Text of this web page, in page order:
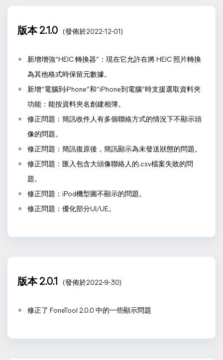
版本 2.1.0 (發佈於2022-12-01)
新增增強“HEIC 轉換器”：現在它允許在將 HEIC 照片轉換
為其他格式時保留元數據。
新增“電腦到iPhone”和“iPhone到電腦”時支援選取資料夾
功能：能按資料夾名創建相簿。
修正問題：簡訊收件人有多個聯絡方式的情況下不顯示頭
像的問題。
修正問題：簡訊復原後，簡訊顯示為未發送狀態的問題。
修正問題：匯入包含大頭像聯絡人的.csv檔案失敗的問
題。
修正問題：iPod機型圖不顯示的問題。
修正問題：優化部分UI/UE。
版本 2.0.1 (發佈於2022-9-30)
修正了 FoneTool 2.0.0 中的一些顯示問題